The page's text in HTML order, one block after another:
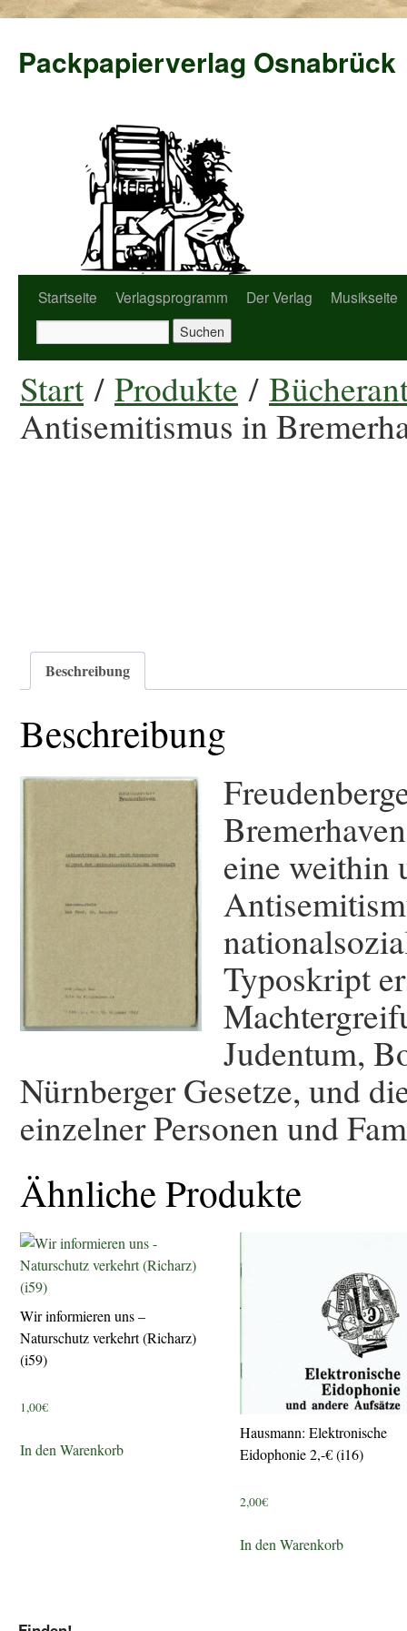
Packpapierverlag Osnabrück
Startseite Verlagsprogramm Der Verlag Musikseite
Start/ Produkte /
Antisemitismus in
Beschreibung
Beschreibung
eine weithin
Typoskript
Judentum,
Nürnberger Gesetze, und
einzelner Personen und
Ähnliche Produkte
Wir informieren uns –
Naturschutz verkehrt (Richarz)
(i59)
1,00€
In den Warenkorb
Hausmann: Elektronische
Eidophonie 2,-€ (i16)
2,00€
In den Warenkorb